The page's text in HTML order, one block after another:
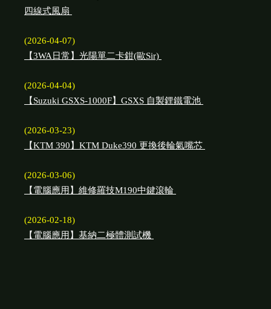
四線式風扇
(2026-04-07)
【3WA日常】光陽單二卡鉗(歐Sir)
(2026-04-04)
【Suzuki GSXS-1000F】GSXS 自製鋰鐵電池
(2026-03-23)
【KTM 390】KTM Duke390 更換後輪氣嘴芯
(2026-03-06)
【電腦應用】維修羅技M190中鍵滾輪
(2026-02-18)
【電腦應用】基納二極體測試機